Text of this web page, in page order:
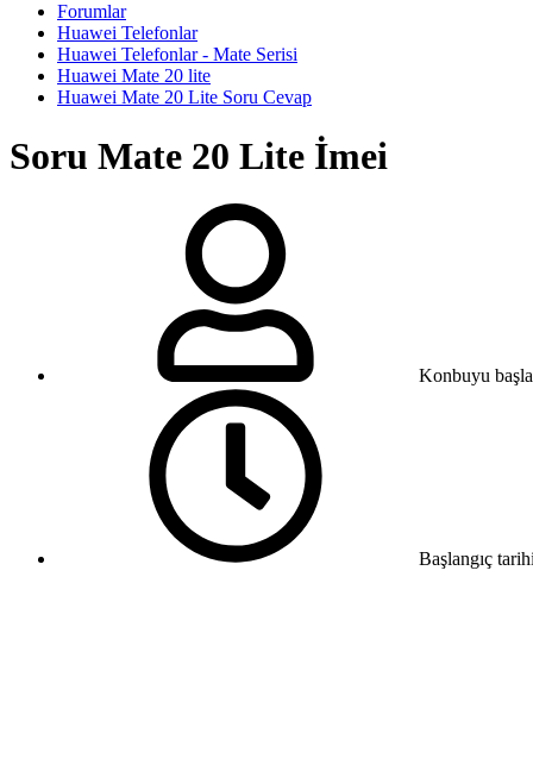
Forumlar
Huawei Telefonlar
Huawei Telefonlar - Mate Serisi
Huawei Mate 20 lite
Huawei Mate 20 Lite Soru Cevap
Soru Mate 20 Lite İmei
Konbuyu
Başlangıç